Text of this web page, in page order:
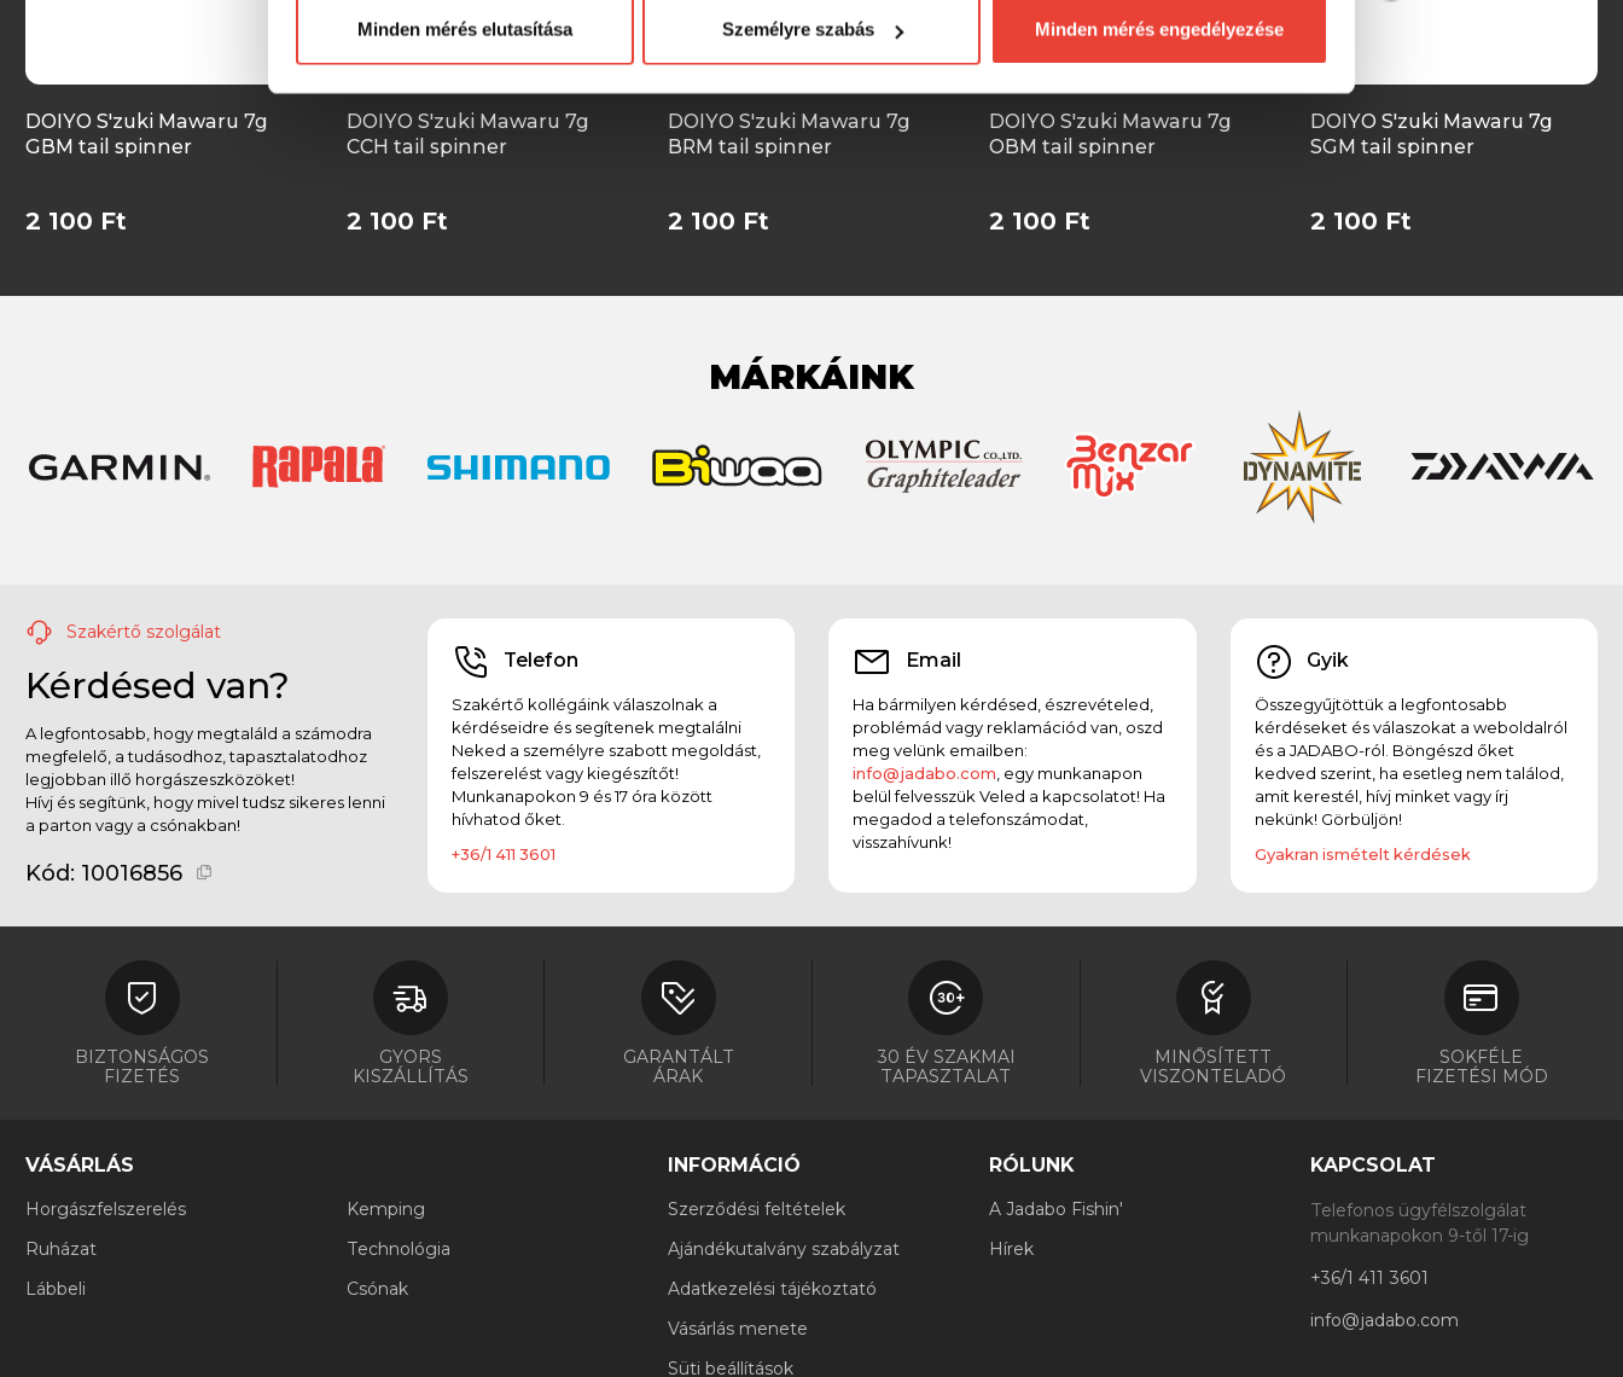
Minden mérés elutasítása Személyre szabás Minden mérés engedélyezése
DOIYO S'zuki Mawaru 7g
GBM tail spinner
2 100 Ft
DOIYO S'zuki Mawaru 7g
CCH tail spinner
2 100 Ft
DOIYO S'zuki Mawaru 7g
BRM tail spinner
2 100 Ft
DOIYO S'zuki Mawaru 7g
OBM tail spinner
2 100 Ft
DOIYO S'zuki Mawaru 7g
SGM tail spinner
2 100 Ft
MÁRKÁINK
Szakértő szolgálat
Kérdésed van?
A legfontosabb, hogy megtaláld a számodra
megfelelő, a tudásodhoz, tapasztalatodhoz
legjobban illő horgászeszközöket!
Hívj és segítünk, hogy mivel tudsz sikeres lenni
a parton vagy a csónakban!
Kód: 10016856
Telefon
Szakértő kollégáink válaszolnak a
kérdéseidre és segítenek megtalálni
Neked a személyre szabott megoldást,
felszerelést vagy kiegészítőt!
Munkanapokon 9 és 17 óra között
hívhatod őket.
+36/1 411 3601
Email
Ha bármilyen kérdésed, észrevételed,
problémád vagy reklamációd van, oszd
meg velünk emailben:
info@jadabo.com , egy munkanapon
belül felvesszük Veled a kapcsolatot! Ha
megadod a telefonszámodat,
visszahívunk!
Gyik
Összegyűjtöttük a legfontosabb
kérdéseket és válaszokat a weboldalról
és a JADABO-ról. Böngészd őket
kedved szerint, ha esetleg nem találod,
amit kerestél, hívj minket vagy írj
nekünk! Görbüljön!
Gyakran ismételt kérdések
BIZTONSÁGOS
FIZETÉS
GYORS
KISZÁLLÍTÁS
GARANTÁLT
ÁRAK
30 ÉV SZAKMAI
TAPASZTALAT
MINŐSÍTETT
VISZONTELADÓ
SOKFÉLE
FIZETÉSI MÓD
VÁSÁRLÁS
Horgászfelszerelés
Ruházat
Lábbeli
Kemping
Technológia
Csónak
INFORMÁCIÓ
Szerződési feltételek
Ajándékutalvány szabályzat
Adatkezelési tájékoztató
Vásárlás menete
Süti beállítások
RÓLUNK
A Jadabo Fishin'
Hírek
KAPCSOLAT
Telefonos ügyfélszolgálat
munkanapokon 9-től 17-ig
+36/1 411 3601
info@jadabo.com